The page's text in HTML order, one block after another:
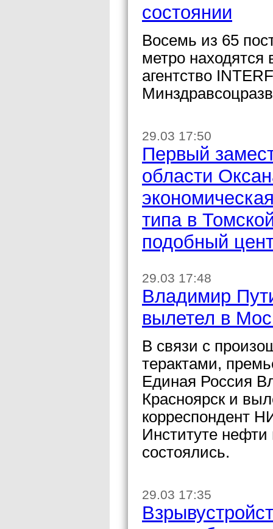
состоянии
Восемь из 65
метро находятся
агентство
29.03 17:50
Первый
области
типа в
подобный
29.03 17:48
Владимир
вылетел в
В связи с
терактами,
Единая Россия
Красноярск и
корреспондент
Институте нефти
состоялись.
29.03 17:35